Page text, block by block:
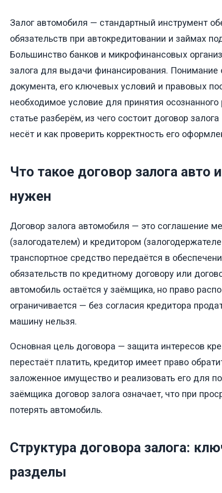
Залог автомобиля — стандартный инструмент
обязательств при автокредитовании и займах
Большинство банков и микрофинансовых
залога для выдачи финансирования. Понимание
документа, его ключевых условий и правовых
необходимое условие для принятия
статье разберём, из чего состоит договор
несёт и как проверить корректность его
Что такое договор залога авто
нужен
Договор залога автомобиля — это соглашение
(залогодателем) и кредитором
транспортное средство передаётся в
обязательств по кредитному договору или
автомобиль остаётся у заёмщика, но право
ограничивается — без согласия кредитора
машину нельзя.
Основная цель договора — защита интересов
перестаёт платить, кредитор имеет право
заложенное имущество и реализовать его для
заёмщика договор залога означает, что при
потерять автомобиль.
Структура договора залога:
разделы